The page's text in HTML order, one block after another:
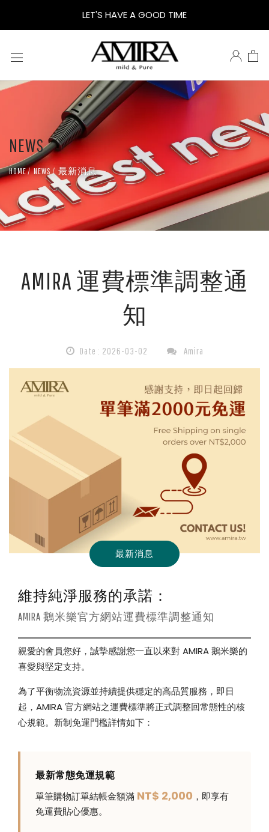
官
網
購
物
免
費
說
明
LET'S HAVE A GOOD TIME
NEWS
HOME NEWS 最新消息
AMIRA 運費標準調整通
知
Date : 2026-03-02 Amira
最新消息
維持純淨服務的承諾：
AMIRA 鵝米樂官方網站運費標準調整通知
親愛的會員您好，誠摯感謝您一直以來對 AMIRA 鵝米樂的
喜愛與堅定支持。
為了平衡物流資源並持續提供穩定的高品質服務，即日
起，AMIRA 官方網站之運費標準將正式調整回常態性的核
心規範。新制免運門檻詳情如下：
最新常態免運規範
單筆購物訂單結帳金額滿 NT$ 2,000 ，即享有
免運費貼心優惠。